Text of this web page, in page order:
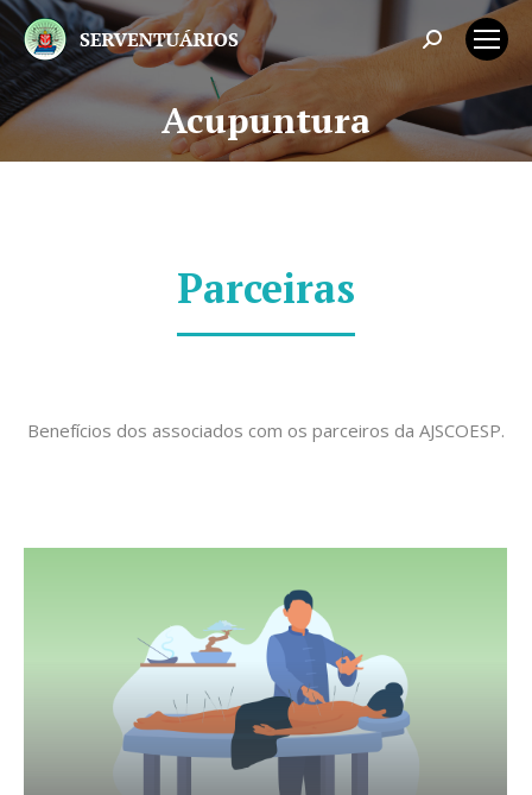
Search:
Acupuntura
Você está aqui:
Parceiras
Benefícios dos associados com os parceiros da AJSCOESP.